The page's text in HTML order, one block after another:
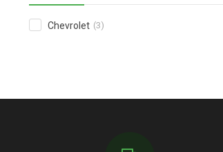
Chevrolet (3)